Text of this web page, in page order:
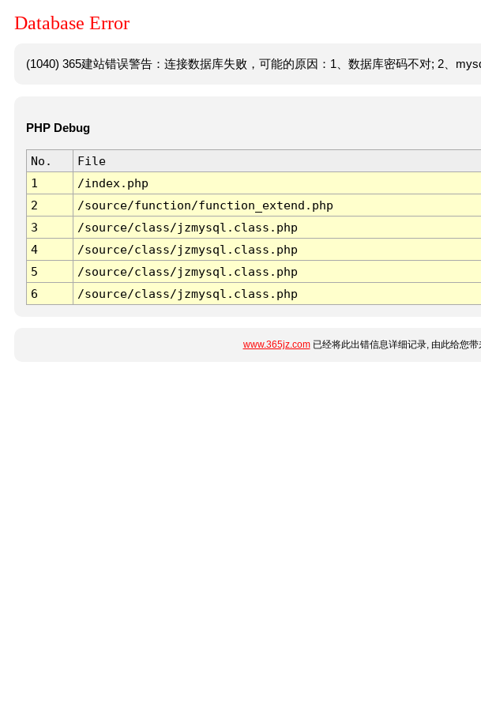
Database Error
(1040) 365建站错误警告：连接数据库失败，可能的原因：1、数据库密码不对; 2、
PHP Debug
No. File
1
/index.php
2
/source/function/function_extend.php
3
/source/class/jzmysql.class.php
4
/source/class/jzmysql.class.php
5
/source/class/jzmysql.class.php
6
/source/class/jzmysql.class.php
www.365jz.com已经将此出错信息详细记录, 由此给您